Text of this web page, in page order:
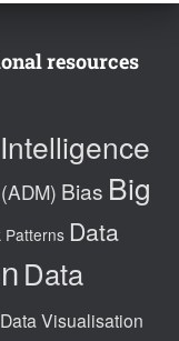
resources
Bias Big
Patterns Data
Data
Data Visualisation